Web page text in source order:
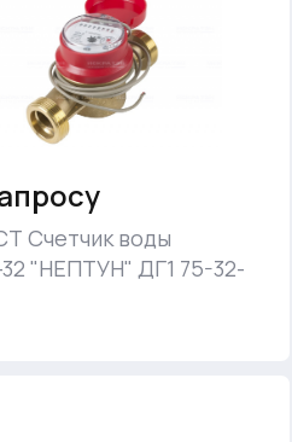
Счетчик воды
"НЕПТУН" ДГ1 75-32-